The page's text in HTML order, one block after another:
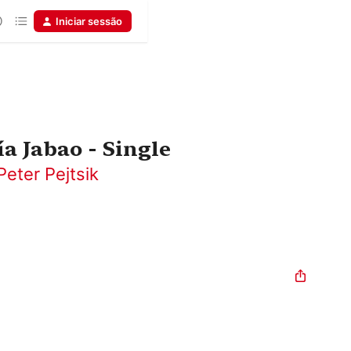
Iniciar sessão
Jabao - Single
Pejtsik